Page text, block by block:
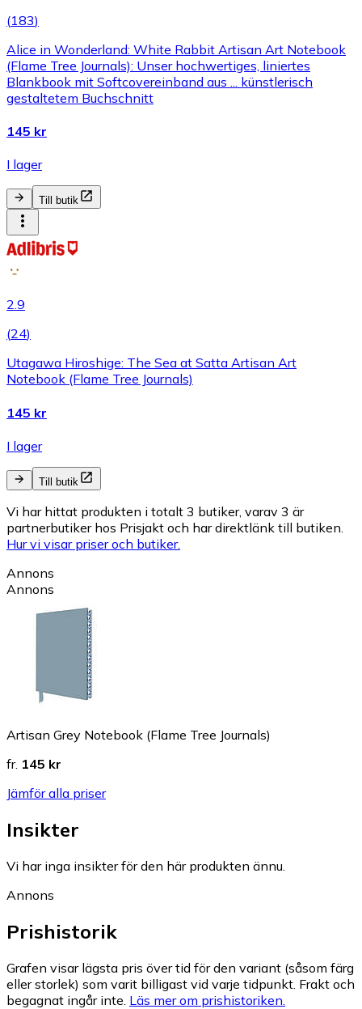
(183)
Alice in Wonderland: White Rabbit Artisan Art Notebook
(Flame Tree Journals): Unser hochwertiges, liniertes
Blankbook mit Softcovereinband aus ... künstlerisch
gestaltetem Buchschnitt
145 kr
I lager
Till butik
2.9
(24)
Utagawa Hiroshige: The Sea at Satta Artisan Art
Notebook (Flame Tree Journals)
145 kr
I lager
Till butik
Vi har hittat produkten i totalt 3 butiker, varav 3 är
partnerbutiker hos Prisjakt och har direktlänk till butiken.
Hur vi visar priser och butiker.
Annons
Annons
Artisan Grey Notebook (Flame Tree Journals)
fr. 145 kr
Jämför alla priser
Insikter
Vi har inga insikter för den här produkten ännu.
Annons
Prishistorik
Grafen visar lägsta pris över tid för den variant (såsom färg
eller storlek) som varit billigast vid varje tidpunkt. Frakt och
begagnat ingår inte. Läs mer om prishistoriken.